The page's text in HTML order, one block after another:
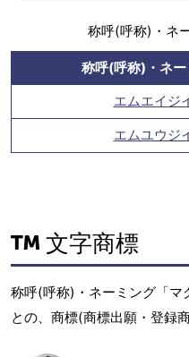
称呼(呼称)・ネ
称呼(呼称)・ネ
エムエイジ
エムユウジ
文字商標
称呼(呼称)・ネーミング「マ
との、商標(商標出願・登録